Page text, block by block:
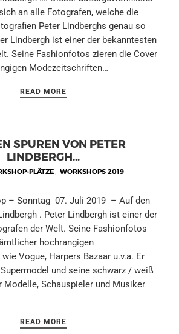
an alle Fotografen, welche die
Peter Lindberghs genau so
Lindbergh ist einer der bekanntesten
Seine Fashionfotos zieren die Cover
Modezeitschriften…
READ MORE
SPUREN VON PETER
LINDBERGH…
PLÄTZE , WORKSHOPS 2019
– Sonntag 07. Juli 2019 – Auf den
. Peter Lindbergh ist einer der
der Welt. Seine Fashionfotos
hochrangigen
Vogue, Harpers Bazaar u.v.a. Er
und seine schwarz / weiß
Modelle, Schauspieler und Musiker
READ MORE